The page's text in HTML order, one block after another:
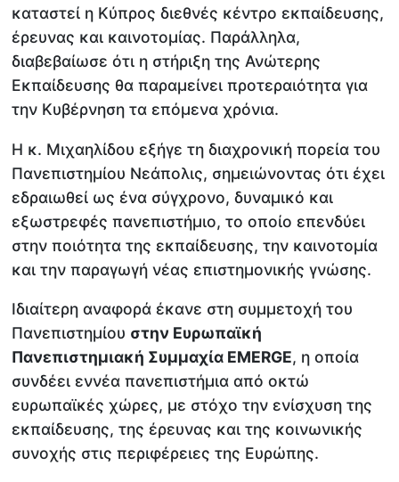
καταστεί η Κύπρος διεθνές κέντρο εκπαίδευσης,
έρευνας και καινοτομίας. Παράλληλα,
διαβεβαίωσε ότι η στήριξη της Ανώτερης
Εκπαίδευσης θα παραμείνει προτεραιότητα για
την Κυβέρνηση τα επόμενα χρόνια.
Η κ. Μιχαηλίδου εξήγε τη διαχρονική πορεία του
Πανεπιστημίου Νεάπολις, σημειώνοντας ότι έχει
εδραιωθεί ως ένα σύγχρονο, δυναμικό και
εξωστρεφές πανεπιστήμιο, το οποίο επενδύει
στην ποιότητα της εκπαίδευσης, την καινοτομία
και την παραγωγή νέας επιστημονικής γνώσης.
Ιδιαίτερη αναφορά έκανε στη συμμετοχή του
Πανεπιστημίου στην Ευρωπαϊκή
Πανεπιστημιακή Συμμαχία EMERGE, η οποία
συνδέει εννέα πανεπιστήμια από οκτώ
ευρωπαϊκές χώρες, με στόχο την ενίσχυση της
εκπαίδευσης, της έρευνας και της κοινωνικής
συνοχής στις περιφέρειες της Ευρώπης.